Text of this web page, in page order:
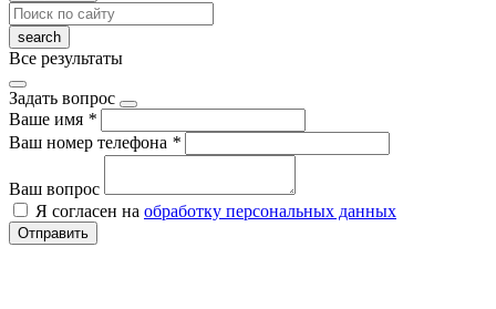
Все результаты
Задать вопрос
Ваше имя *
Ваш номер телефона *
Ваш вопрос
Я согласен на обработку персональных данных
Отправить